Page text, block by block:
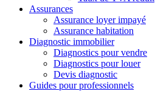
Assurances
Assurance loyer impayé
Assurance habitation
Diagnostic immobilier
Diagnostics pour vendre
Diagnostics pour louer
Devis diagnostic
Guides pour professionnels